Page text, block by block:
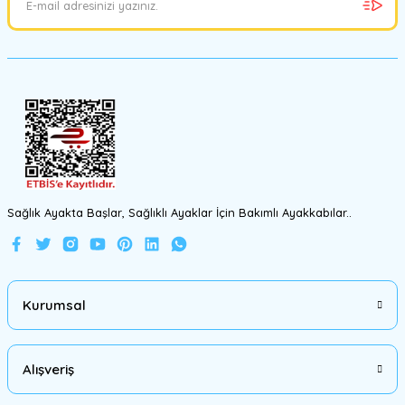
Ürün bilgilerinde hatalar bulunuyor.
Sağlık Ayakta Başlar, Sağlıklı Ayaklar İçin Bakımlı Ayakkabılar..
Kurumsal
Alışveriş